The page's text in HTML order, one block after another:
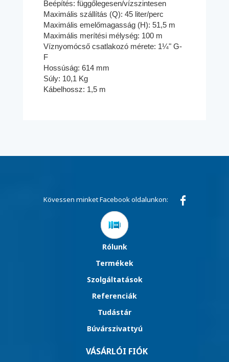
Beépítés: függőlegesen/vízszintesen
Maximális szállítás (Q): 45 liter/perc
Maximális emelőmagasság (H): 51,5 m
Maximális merítési mélység: 100 m
Víznyomócső csatlakozó mérete: 1¼" G-
F
Hossúság: 614 mm
Súly: 10,1 Kg
Kábelhossz: 1,5 m
Kövessen minket Facebook oldalunkon:
Rólunk
Termékek
Szolgáltatások
Referenciák
Tudástár
Búvárszivattyú
VÁSÁRLÓI FIÓK